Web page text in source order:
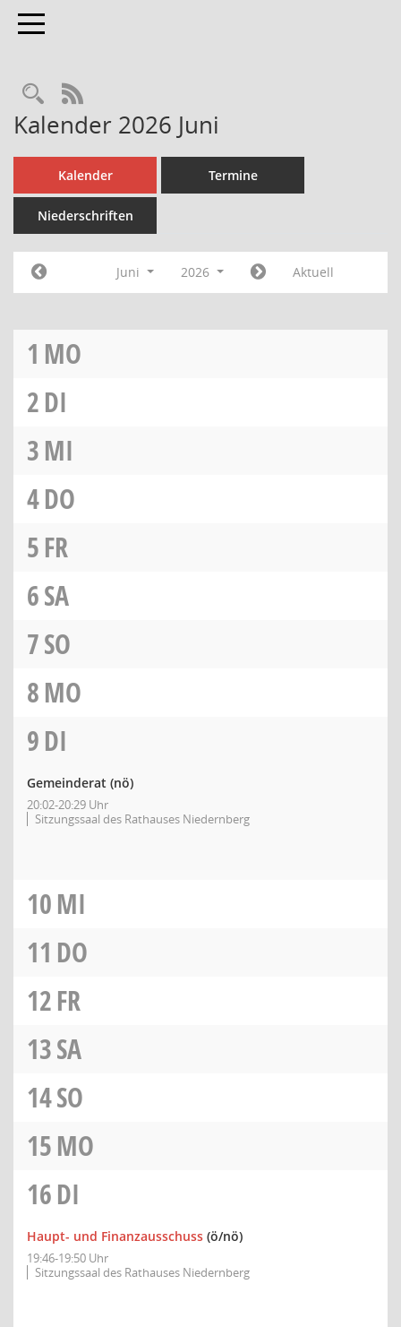
Toggle navigation
Rechercheauswahl
RSS-Feed
Kalender 2026 Juni
Kalender Termine
Niederschriften
Juni 2026 Aktuell
1 MO
2DI
3MI
4DO
5FR
6SA
7SO
8MO
9DI
Gemeinderat (nö)
20:02-20:29 Uhr
Sitzungssaal des Rathauses Niedernberg
10MI
11 DO
12FR
13SA
14SO
15MO
16DI
Haupt- und Finanzausschuss (ö/nö)
19:46-19:50 Uhr
Sitzungssaal des Rathauses Niedernberg